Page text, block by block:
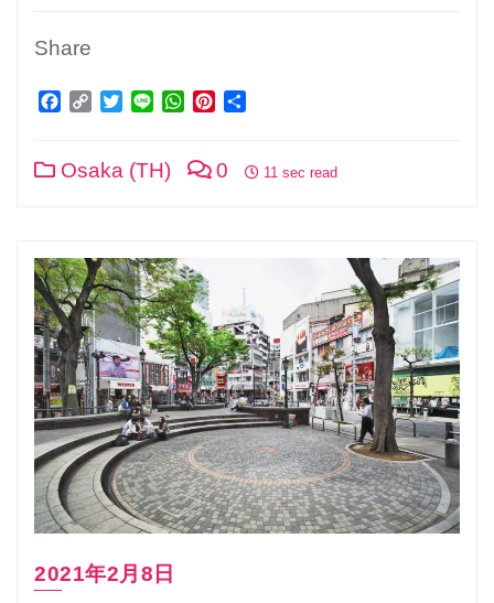
Share
Facebook
Copy TwitterLine WhatsApp
Pinterest
Osaka (TH) 0 11 sec read
2021年2月8日